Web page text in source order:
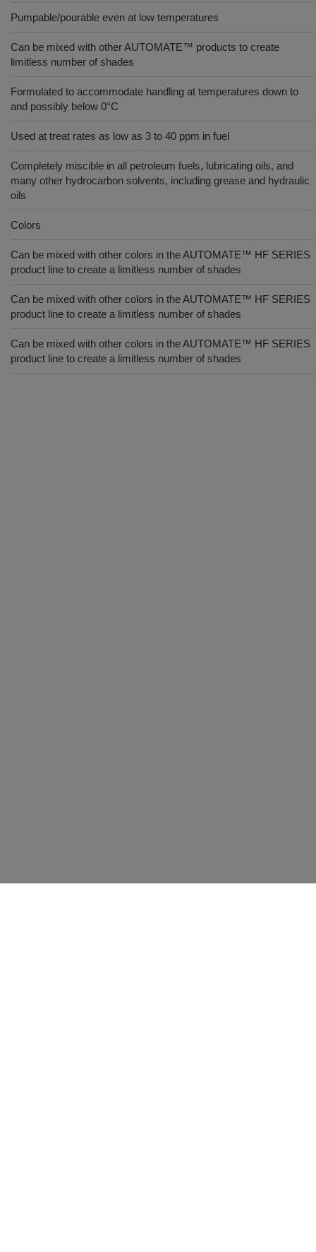
Pumpable/pourable even at low temperatures
Can be mixed with other AUTOMATE™ products to create
limitless number of shades
Formulated to accommodate handling at temperatures down to
and possibly below 0°C
Used at treat rates as low as 3 to 40 ppm in fuel
Completely miscible in all petroleum fuels, lubricating oils, and
many other hydrocarbon solvents, including grease and hydraulic
oils
Colors
Can be mixed with other colors in the AUTOMATE™ HF SERIES
product line to create a limitless number of shades
Can be mixed with other colors in the AUTOMATE™ HF SERIES
product line to create a limitless number of shades
Can be mixed with other colors in the AUTOMATE™ HF SERIES
product line to create a limitless number of shades